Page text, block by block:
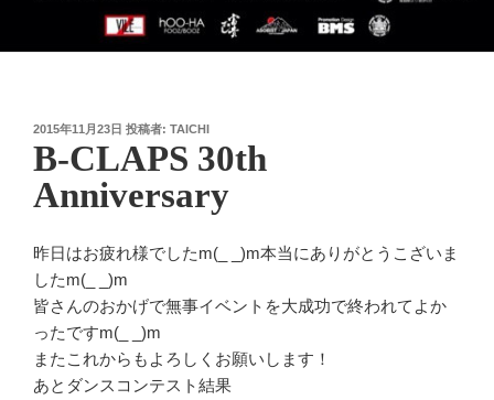
投
稿
日:
2015年11月23日 投稿者: TAICHI
B-CLAPS 30th
Anniversary
昨日はお疲れ様でしたm(_ _)m本当にありがとうこざいま
したm(_ _)m
皆さんのおかげで無事イベントを大成功で終われてよか
ったですm(_ _)m
またこれからもよろしくお願いします！
あとダンスコンテスト結果